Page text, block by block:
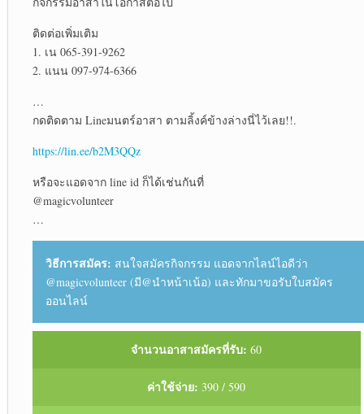
ติดต่อเพิ่มเติม
1. เน 065-391-9262
2. แนน 097-974-6366
…
กดติดตาม Lineมนตร์อาสา ตามลิ้งค์ข้างล่างนี่ไว้เลย!!.
https://lin.ee/b2M3QQz
หรือจะแอดจาก line id ก็ได้เช่นกันที่
@magicvolunteer
…
วิธีการสมัคร: สนใจสมัครกิจกรรม แอดจากไลน์ไอดีว่า
@magicvolunteer (มี@นำหน้าเน้อ) และทักมาขอรับใบสมัคร
ออนไลน์
จำนวนอาสาสมัครที่รับ: 60
ค่าใช้จ่าย: 390 / 590